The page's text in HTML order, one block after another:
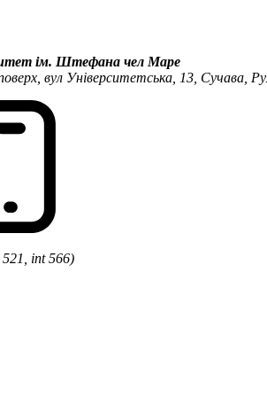
ім. Штефана чел Маре
вул Університетська, 13, Сучава,
int 566)